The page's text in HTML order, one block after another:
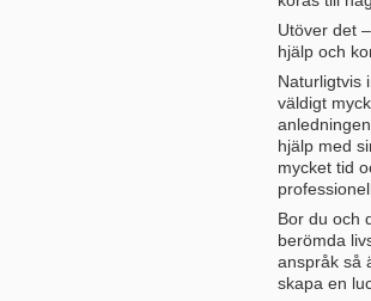
Utöver det
hjälp och
Naturligtvis
väldigt
hjälp med
mycket tid
Bor du och
berömda
anspråk så
skapa en